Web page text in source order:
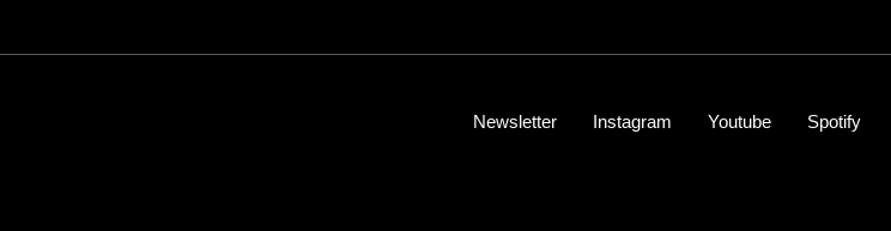
Newsletter Instagram Youtube Spotify